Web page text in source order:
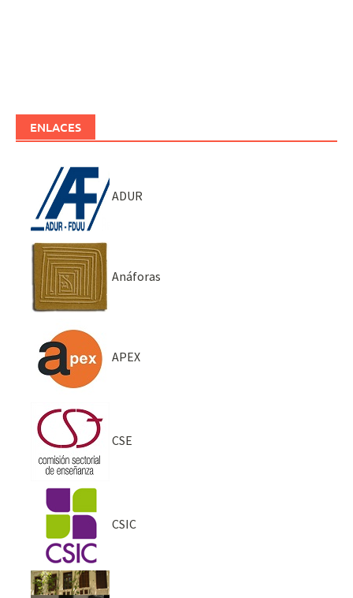
ENLACES
ADUR
Anáforas
APEX
CSE
CSIC